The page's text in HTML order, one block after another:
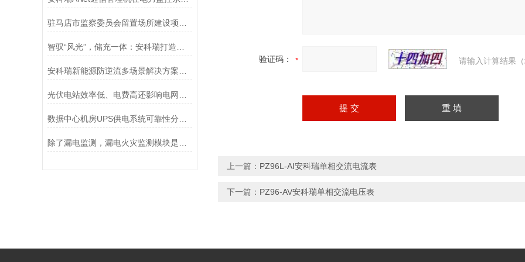
验证码： 请输入计算结果
上一篇： PZ96L-AI安科瑞单相交流电流表
下一篇： PZ96-AV安科瑞单相交流电压表